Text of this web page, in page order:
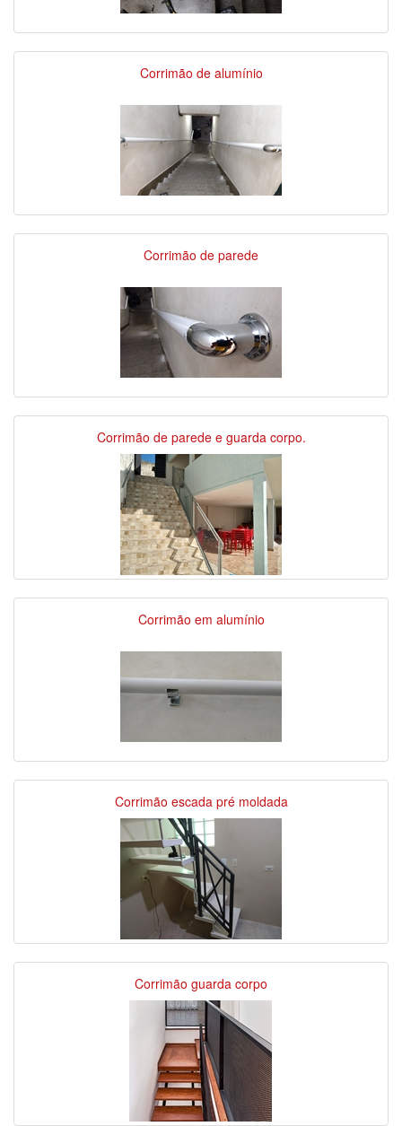
Corrimão de alumínio
Corrimão de parede
Corrimão de parede e guarda corpo.
Corrimão em alumínio
Corrimão escada pré moldada
Corrimão guarda corpo